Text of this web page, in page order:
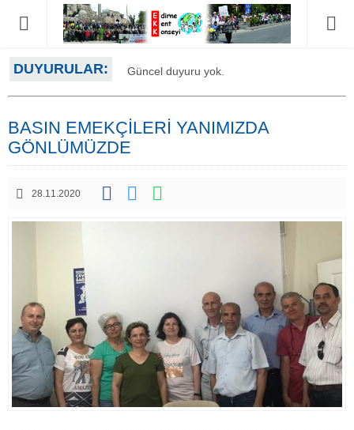
DUYURULAR: Güncel duyuru yok.
BASIN EMEKÇİLERİ YANIMIZDA
GÖNLÜMÜZDE
28.11.2020